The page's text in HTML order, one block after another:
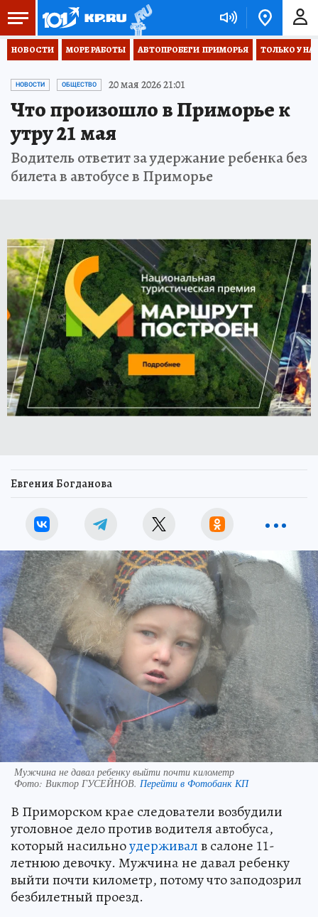
НОВОСТИ МОРЕ РАБОТЫ АВТОПРОБЕГИ  ПРИМОРЬЯ ТОЛЬКО У
НОВОСТИ ОБЩЕСТВО 20 мая 2026 21:01
Что произошло в Приморье к
утру 21 мая
Водитель ответит за удержание ребенка без
билета в автобусе в Приморье
Евгения Богданова
Мужчина не давал ребенку выйти почти километр
Фото: Виктор ГУСЕЙНОВ. Перейти в Фотобанк КП
В Приморском крае следователи возбудили
уголовное дело против водителя автобуса,
который насильноудерживалв салоне 11-
летнюю девочку. Мужчина не давал ребенку
выйти почти километр, потому что заподозрил
безбилетный проезд.